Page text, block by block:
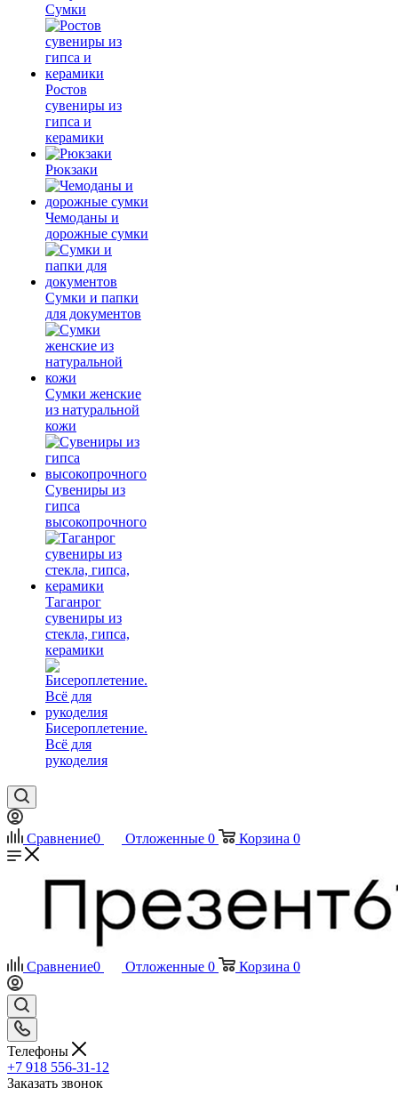
Сумки
Ростов
сувениры из
гипса и
керамики
Рюкзаки
Чемоданы и
дорожные сумки
Сумки и папки
для документов
Сумки женские
из натуральной
кожи
Сувениры из
гипса
высокопрочного
Таганрог
сувениры из
стекла, гипса,
керамики
Бисероплетение.
Всё для
рукоделия
Сравнение0 Отложенные 0 Корзина 0
Сравнение0 Отложенные 0 Корзина 0
Телефоны
+7 918 556-31-12
Заказать звонок